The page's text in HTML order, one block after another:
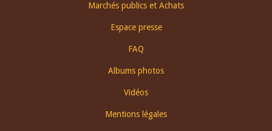
Marchés publics et Achats
Espace presse
FAQ
Albums photos
Vidéos
Mentions légales